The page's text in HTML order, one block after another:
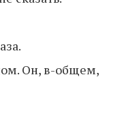
Он, в-общем,